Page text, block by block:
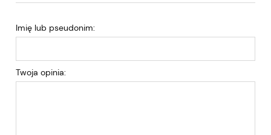
Imię lub pseudonim:
Twoja opinia: